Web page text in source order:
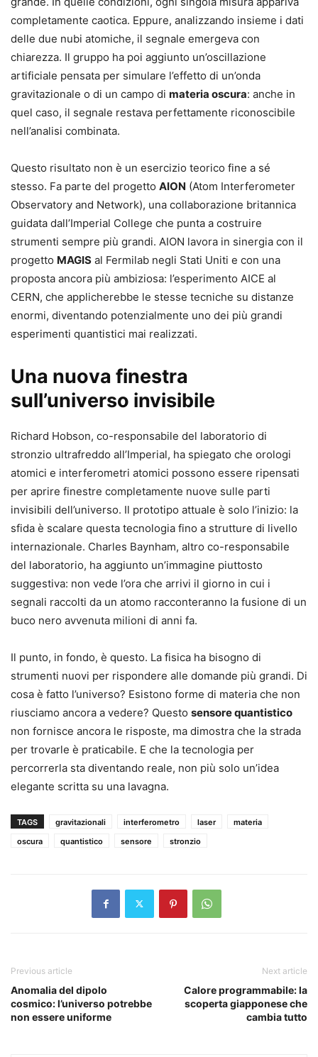
completamente caotica. Eppure, analizzando insieme i dati
delle due nubi atomiche, il segnale emergeva con
chiarezza. Il gruppo ha poi aggiunto un’oscillazione
artificiale pensata per simulare l’effetto di un’onda
gravitazionale o di un campo di materia oscura: anche in
quel caso, il segnale restava perfettamente riconoscibile
nell’analisi combinata.
Questo risultato non è un esercizio teorico fine a sé
stesso. Fa parte del progetto AION (Atom Interferometer
Observatory and Network), una collaborazione britannica
guidata dall’Imperial College che punta a costruire
strumenti sempre più grandi. AION lavora in sinergia con il
progetto MAGIS al Fermilab negli Stati Uniti e con una
proposta ancora più ambiziosa: l’esperimento AICE al
CERN, che applicherebbe le stesse tecniche su distanze
enormi, diventando potenzialmente uno dei più grandi
esperimenti quantistici mai realizzati.
Una nuova finestra
sull’universo invisibile
Richard Hobson, co-responsabile del laboratorio di
stronzio ultrafreddo all’Imperial, ha spiegato che orologi
atomici e interferometri atomici possono essere ripensati
per aprire finestre completamente nuove sulle parti
invisibili dell’universo. Il prototipo attuale è solo l’inizio: la
sfida è scalare questa tecnologia fino a strutture di livello
internazionale. Charles Baynham, altro co-responsabile
del laboratorio, ha aggiunto un’immagine piuttosto
suggestiva: non vede l’ora che arrivi il giorno in cui i
segnali raccolti da un atomo racconteranno la fusione di un
buco nero avvenuta milioni di anni fa.
Il punto, in fondo, è questo. La fisica ha bisogno di
strumenti nuovi per rispondere alle domande più grandi. Di
cosa è fatto l’universo? Esistono forme di materia che non
riusciamo ancora a vedere? Questo sensore quantistico
non fornisce ancora le risposte, ma dimostra che la strada
per trovarle è praticabile. E che la tecnologia per
percorrerla sta diventando reale, non più solo un’idea
elegante scritta su una lavagna.
TAGS gravitazionali interferometro laser
materia
oscura
quantistico sensore stronzio
Previous article
Anomalia del dipolo
cosmico: l’universo potrebbe
non essere uniforme
Next article
Calore programmabile: la
scoperta giapponese che
cambia tutto